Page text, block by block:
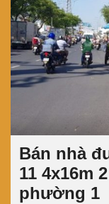
Bán nhà
11 4x16m
phường 1